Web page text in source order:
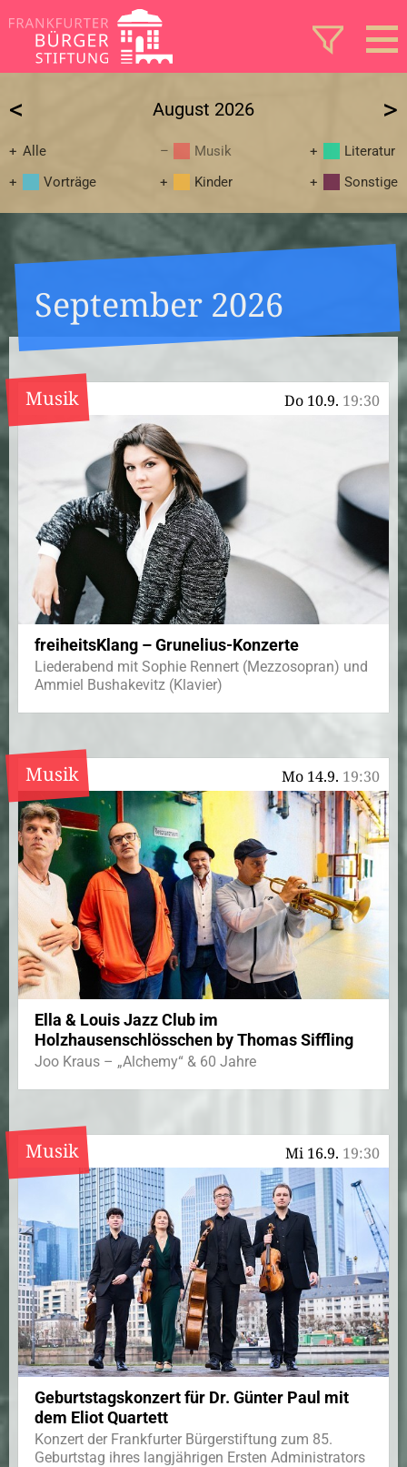
August 2026
< >
Alle Musik
Literatur
Vorträge
Kinder Sonstige
September 2026
Do 10.9. 19:30
Musik
freiheitsKlang – Grunelius-Konzerte
Liederabend mit Sophie Rennert (Mezzosopran) und
Ammiel Bushakevitz (Klavier)
Mo 14.9. 19:30
Musik
Ella & Louis Jazz Club im
Holzhausenschlösschen by Thomas Siffling
Joo Kraus – „Alchemy“ & 60 Jahre
Mi 16.9. 19:30
Musik
Geburtstagskonzert für Dr. Günter Paul mit
dem Eliot Quartett
Konzert der Frankfurter Bürgerstiftung zum 85.
Geburtstag ihres langjährigen Ersten Administrators